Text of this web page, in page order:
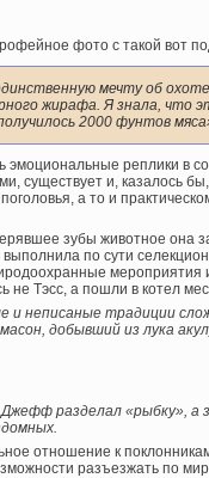
фото с такой вот
мечту об
жирафа. Я знала, что
2000 фунтов
эмоциональные реплики в
существует и, казалось
а то и
зубы животное она
по сути
мероприятия
Тэсс, а пошли в котел
и неписаные традиции
добывший из лука
разделал «рыбку», а
отношение к
разъезжать по